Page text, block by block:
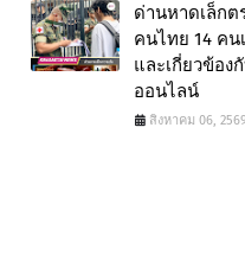
ด่านหาดเล็กต
คนไทย 14 ค
และเกี่ยวข้อง
ออนไลน์
สิงหาคม 06, 2569